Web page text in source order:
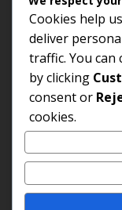
NAJNOWSZE WPISY
Rivaldo: Wczesne
Romário: Wyczyny
Dziedzictwo klubowe
Zico:
występy
Dunga: Dzieciństwo,
Kaká: Droga do
Wpływ
Cookies help
deliver
traffic. You can
by clicking
consent or
cookies.